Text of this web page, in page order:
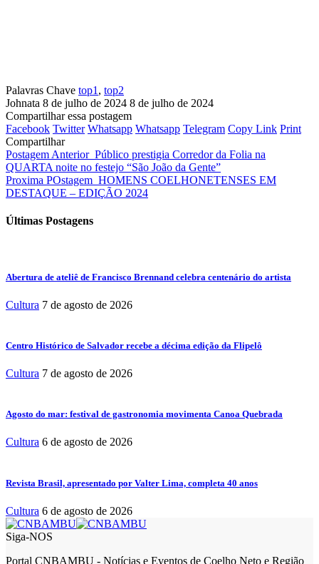
Palavras Chave top1 , top2
Johnata 8 de julho de 2024 8 de julho de 2024
Compartilhar essa postagem
Facebook Twitter Whatsapp Whatsapp Telegram Copy Link Print
Compartilhar
Postagem Anterior Público prestigia Corredor da Folia na
QUARTA noite no festejo “São João da Gente”
Proxima POstagem HOMENS COELHONETENSES EM
DESTAQUE – EDIÇÃO 2024
Últimas Postagens
Abertura de ateliê de Francisco Brennand celebra centenário do artista
Cultura 7 de agosto de 2026
Centro Histórico de Salvador recebe a décima edição da Flipelô
Cultura 7 de agosto de 2026
Agosto do mar: festival de gastronomia movimenta Canoa Quebrada
Cultura 6 de agosto de 2026
Revista Brasil, apresentado por Valter Lima, completa 40 anos
Cultura 6 de agosto de 2026
Siga-NOS
Portal CNBAMBU - Notícias e Eventos de Coelho Neto e Região